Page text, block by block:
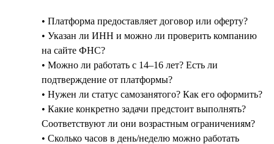
• Платформа предоставляет договор или оферту?
• Указан ли ИНН и можно ли проверить компанию
на сайте ФНС?
• Можно ли работать с 14–16 лет? Есть ли
подтверждение от платформы?
• Нужен ли статус самозанятого? Как его оформить?
• Какие конкретно задачи предстоит выполнять?
Соответствуют ли они возрастным ограничениям?
• Сколько часов в день/неделю можно работать